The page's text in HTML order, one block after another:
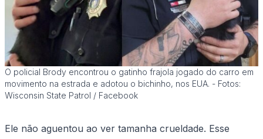
O policial Brody encontrou o gatinho frajola jogado do carro em
movimento na estrada e adotou o bichinho, nos EUA. - Fotos:
Wisconsin State Patrol / Facebook
Ele não aguentou ao ver tamanha crueldade. Esse